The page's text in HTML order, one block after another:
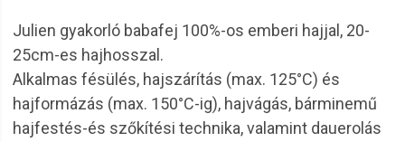
Julien gyakorló babafej 100%-os emberi hajjal, 20-
25cm-es hajhosszal.
Alkalmas fésülés, hajszárítás (max. 125°C) és
hajformázás (max. 150°C-ig), hajvágás, bárminemű
hajfestés-és szőkítési technika, valamint dauerolás